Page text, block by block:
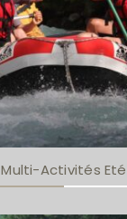
Multi-Activités Eté